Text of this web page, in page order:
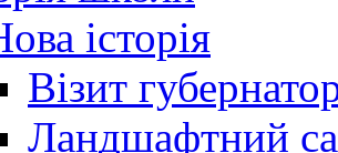
історія
Візит
Ландшафтний